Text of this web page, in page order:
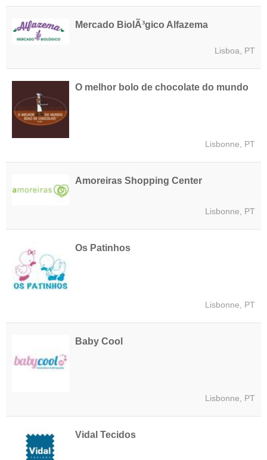
Mercado BiolÃ³gico Alfazema
Lisboa, PT
O melhor bolo de chocolate do mundo
Lisbonne, PT
Amoreiras Shopping Center
Lisbonne, PT
Os Patinhos
Lisbonne, PT
Baby Cool
Lisbonne, PT
Vidal Tecidos